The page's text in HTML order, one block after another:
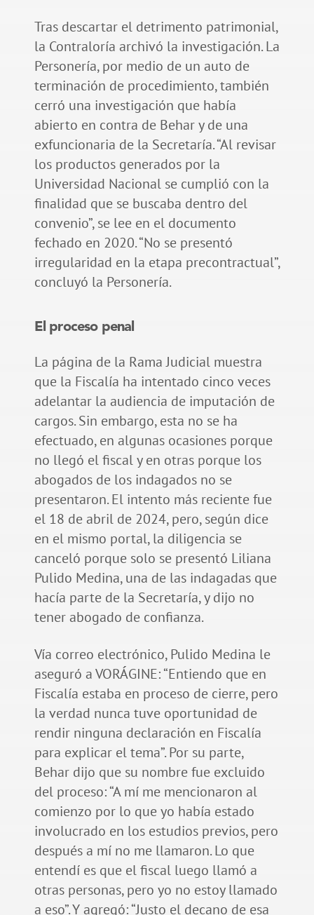
Tras descartar el detrimento patrimonial,
la Contraloría archivó la investigación. La
Personería, por medio de un auto de
terminación de procedimiento, también
cerró una investigación que había
abierto en contra de Behar y de una
exfuncionaria de la Secretaría. “Al revisar
los productos generados por la
Universidad Nacional se cumplió con la
finalidad que se buscaba dentro del
convenio”, se lee en el documento
fechado en 2020. “No se presentó
irregularidad en la etapa precontractual”,
concluyó la Personería.
El proceso penal
La página de la Rama Judicial muestra
que la Fiscalía ha intentado cinco veces
adelantar la audiencia de imputación de
cargos. Sin embargo, esta no se ha
efectuado, en algunas ocasiones porque
no llegó el fiscal y en otras porque los
abogados de los indagados no se
presentaron. El intento más reciente fue
el 18 de abril de 2024, pero, según dice
en el mismo portal, la diligencia se
canceló porque solo se presentó Liliana
Pulido Medina, una de las indagadas que
hacía parte de la Secretaría, y dijo no
tener abogado de confianza.
Vía correo electrónico, Pulido Medina le
aseguró a VORÁGINE: “Entiendo que en
Fiscalía estaba en proceso de cierre, pero
la verdad nunca tuve oportunidad de
rendir ninguna declaración en Fiscalía
para explicar el tema”. Por su parte,
Behar dijo que su nombre fue excluido
del proceso: “A mí me mencionaron al
comienzo por lo que yo había estado
involucrado en los estudios previos, pero
después a mí no me llamaron. Lo que
entendí es que el fiscal luego llamó a
otras personas, pero yo no estoy llamado
a eso”. Y agregó: “Justo el decano de esa